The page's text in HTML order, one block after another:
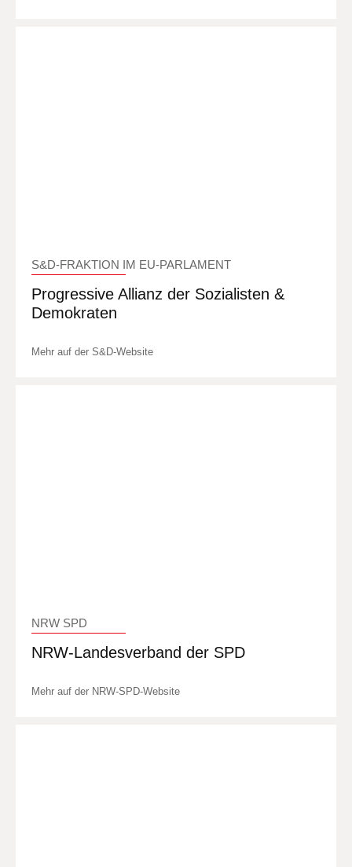
S&D-FRAKTION IM EU-PARLAMENT
Progressive Allianz der Sozialisten &
Demokraten
Mehr auf der S&D-Website
NRW SPD
NRW-Landesverband der SPD
Mehr auf der NRW-SPD-Website